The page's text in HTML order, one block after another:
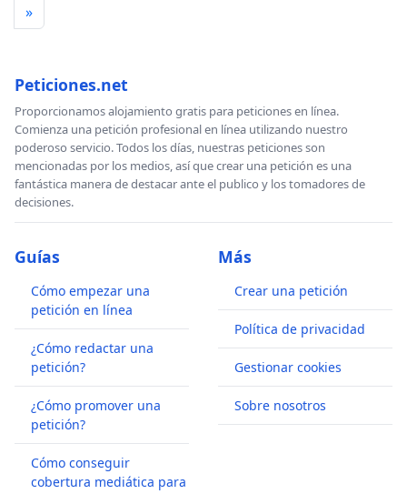
»
Peticiones.net
Proporcionamos alojamiento gratis para peticiones en línea.
Comienza una petición profesional en línea utilizando nuestro
poderoso servicio. Todos los días, nuestras peticiones son
mencionadas por los medios, así que crear una petición es una
fantástica manera de destacar ante el publico y los tomadores de
decisiones.
Guías
Cómo empezar una
petición en línea
¿Cómo redactar una
petición?
¿Cómo promover una
petición?
Cómo conseguir
cobertura mediática para
Más
Crear una petición
Política de privacidad
Gestionar cookies
Sobre nosotros